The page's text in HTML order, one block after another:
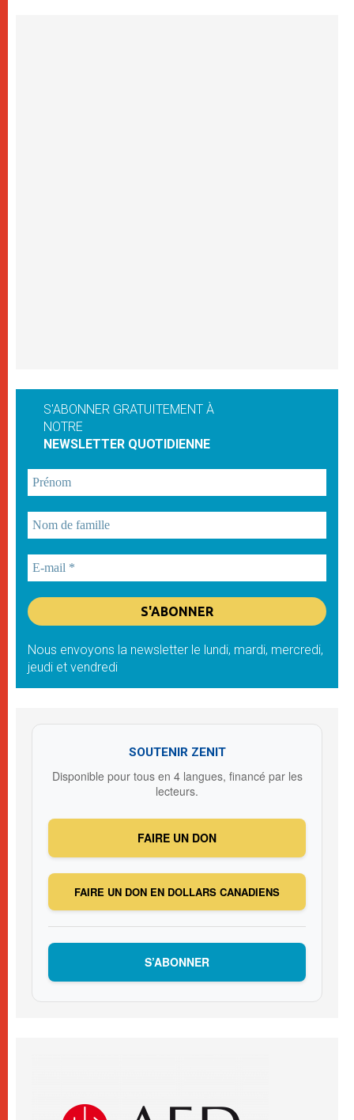
S'ABONNER GRATUITEMENT À
NOTRE
NEWSLETTER QUOTIDIENNE
Nous envoyons la newsletter le lundi, mardi, mercredi,
jeudi et vendredi
SOUTENIR ZENIT
Disponible pour tous en 4 langues, financé par les
lecteurs.
FAIRE UN DON
FAIRE UN DON EN DOLLARS CANADIENS
S’ABONNER